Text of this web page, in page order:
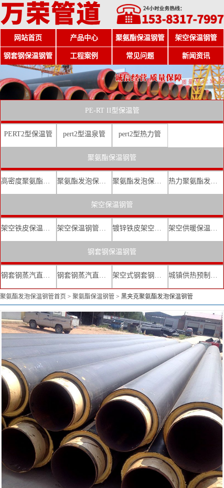
网站首页 产品中心 聚氨酯保温钢管 架空保温钢管
钢套钢保温钢管 工程案例 常见问题 新闻资讯
PE-RT II型保温管
PERT2型保温管 pert2型温泉管 pert2型热力管
聚氨酯保温钢管
高密度聚氨酯发泡保温钢管 聚氨酯发泡保温钢管厂家 聚氨酯发泡保温钢管价格 热力聚氨酯发泡直埋保温钢管
架空保温钢管
架空铁皮保温钢管 架空保温钢管厂家 镀锌铁皮架空保温管 架空供暖保温钢管
钢套钢保温钢管
钢套钢蒸汽直埋复合保温管 钢套钢蒸汽直埋保温管厂家 架空式钢套钢保温管 城镇供热预制直埋蒸汽保温管
聚氨酯发泡保温钢管首页 > 聚氨酯保温钢管 > 黑夹克聚氨酯发泡保温钢管